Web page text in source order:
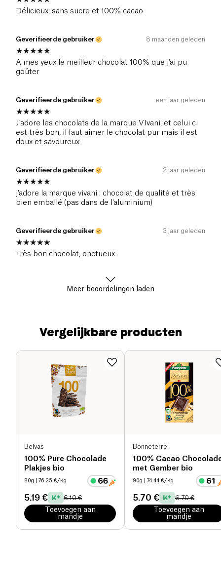
Délicieux, sans sucre et 100% cacao
Geverifieerde gebruiker 8 maanden geleden
A mes yeux le meilleur chocolat 100% que j’ai pu
goûter
Geverifieerde gebruiker een jaar geleden
J'adore les chocolats de la marque VIvani, et celui ci
est très bon, il faut aimer le chocolat pur mais il est
doux et savoureux
Geverifieerde gebruiker 2 jaar geleden
j'adore la marque vivani : chocolat de qualité et très
bien emballé (pas dans de l'aluminium)
Geverifieerde gebruiker 3 jaar geleden
Très bon chocolat, onctueux.
Meer beoordelingen laden
Vergelijkbare producten
Belvas
100% Pure Chocolade
Plakjes bio
80g | 76.25 €/Kg
5.19 € 6.10 €
Toevoegen aan
mandje
Bonneterre
100% Cacao
met Gember bio
90g | 74.44 €/Kg
5.70 € 6.70 €
Toevoegen aan
mandje